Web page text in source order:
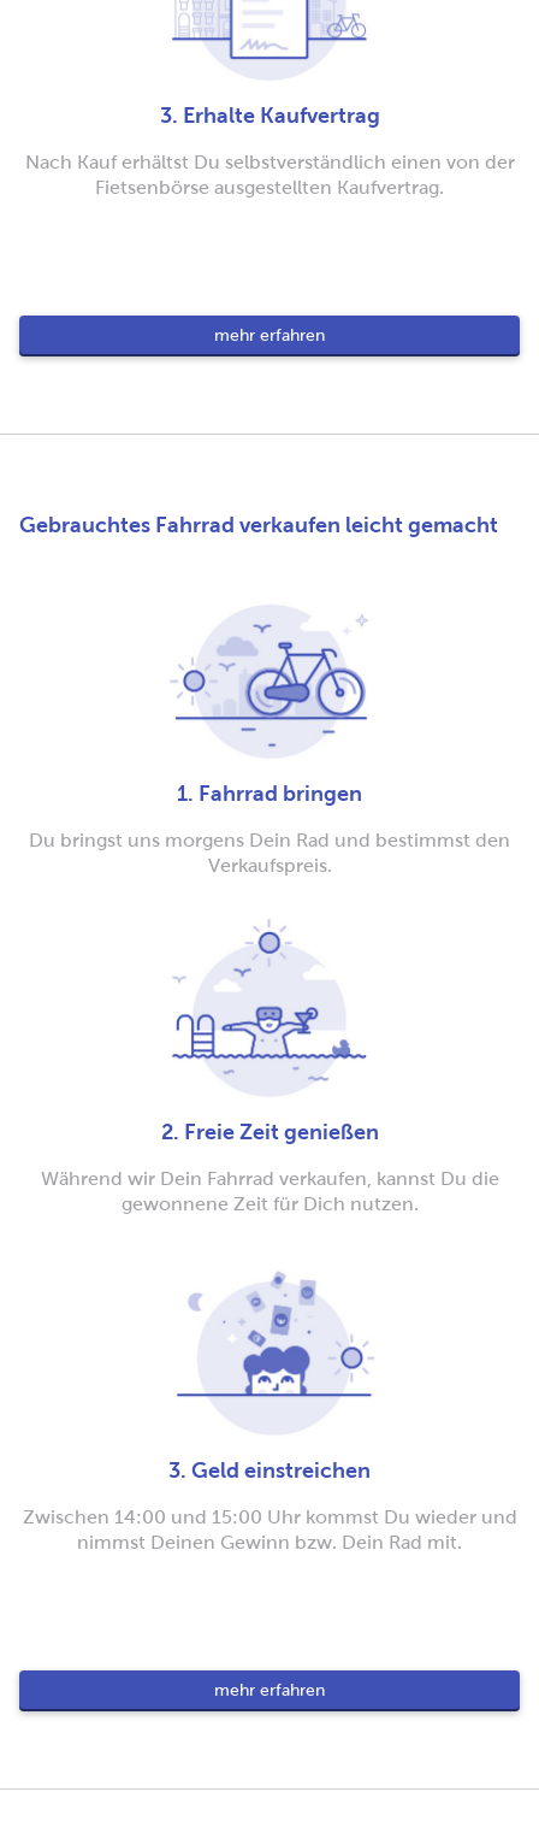
3. Erhalte Kaufvertrag
Nach Kauf erhältst Du selbstverständlich einen von der
Fietsenbörse ausgestellten Kaufvertrag.
mehr erfahren
Gebrauchtes Fahrrad verkaufen leicht gemacht
1. Fahrrad bringen
Du bringst uns morgens Dein Rad und bestimmst den
Verkaufspreis.
2. Freie Zeit genießen
Während wir Dein Fahrrad verkaufen, kannst Du die
gewonnene Zeit für Dich nutzen.
3. Geld einstreichen
Zwischen 14:00 und 15:00 Uhr kommst Du wieder und
nimmst Deinen Gewinn bzw. Dein Rad mit.
mehr erfahren